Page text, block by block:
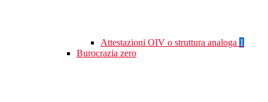
Attestazioni OIV o struttura analoga 1
Burocrazia zero